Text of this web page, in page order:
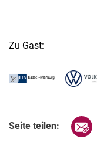
Zu Gast:
Seite teilen: